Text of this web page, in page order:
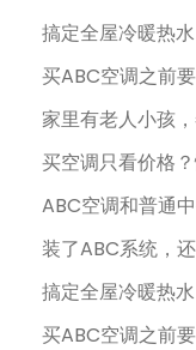
搞定全屋冷暖热水
买ABC空调之前
家里有老人小孩
买空调只看价格
ABC空调和普通
装了ABC系统，
搞定全屋冷暖热水
买ABC空调之前